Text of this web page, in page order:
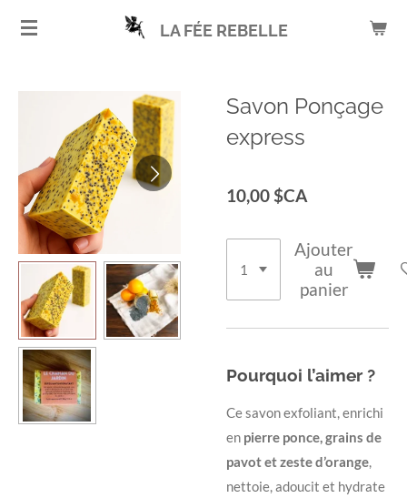
Passer
LA FÉE REBELLE
Savon Ponçage
express
10,00 $CA
Ajouter
au
panier
Pourquoi l’aimer ?
Ce savon exfoliant, enrichi
en pierre ponce, grains de
pavot et zeste d’orange
nettoie, adoucit et hydrate